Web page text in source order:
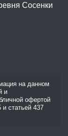
Сосенки
на данном
и
офертой
и статьей 437